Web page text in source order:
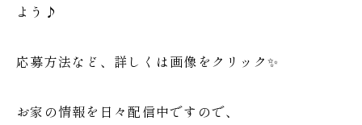
よう♪
応募方法など、詳しくは画像をクリック✨
お家の情報を日々配信中ですので、